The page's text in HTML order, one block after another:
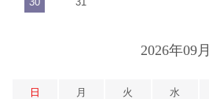
2026年09月
日 月 火 水